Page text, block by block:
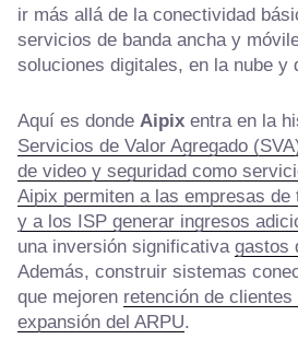
ir más allá de la conectividad
servicios de banda ancha y
soluciones digitales, en la nube y
Aquí es donde Aipix entra en la
Servicios de Valor Agregado
de video y seguridad como
Aipix permiten a las empresas de
y a los ISP generar ingresos
una inversión significativa gastos
Además, construir sistemas
que mejoren retención de
expansión del ARPU.